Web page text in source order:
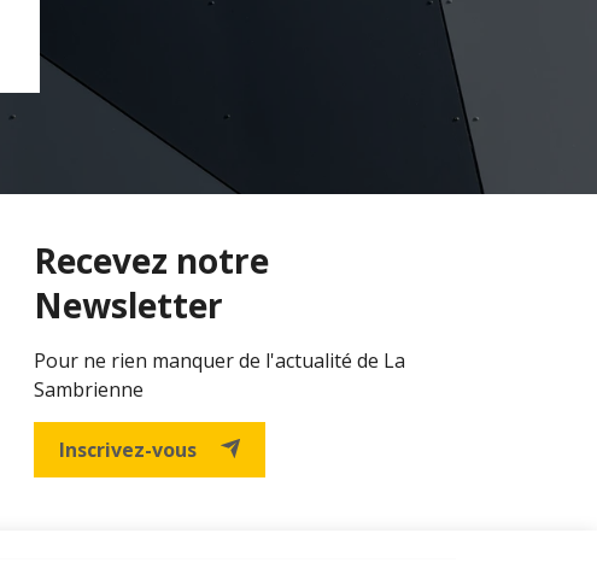
Recevez notre
Newsletter
Pour ne rien manquer de l'actualité de La
Sambrienne
Inscrivez-vous